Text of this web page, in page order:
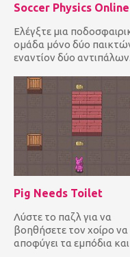
Soccer Physics Online
Ελέγξτε μια
ομάδα μόνο δύο
εναντίον δύο αντιπάλων.
να...
Pig Needs Toilet
Λύστε το παζλ για να
βοηθήσετε τον χοίρο να
αποφύγει τα εμπόδια